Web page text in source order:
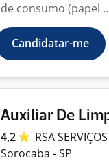
de consumo (papel
Candidatar-me
Auxiliar De
4,2 RSASERVIÇOS
Sorocaba - SP